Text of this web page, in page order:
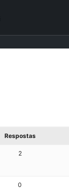
Respostas
2
0